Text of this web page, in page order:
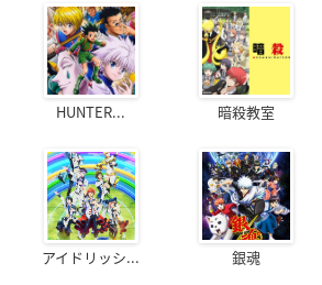
HUNTER... 暗殺教室
アイドリッシ... 銀魂